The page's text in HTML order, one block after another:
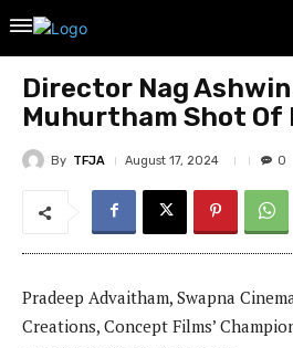
Director Nag
Muhurtham Shot Of
By TFJA August 17, 2024 0
Pradeep Advaitham, Swapna
Creations, Concept Films’